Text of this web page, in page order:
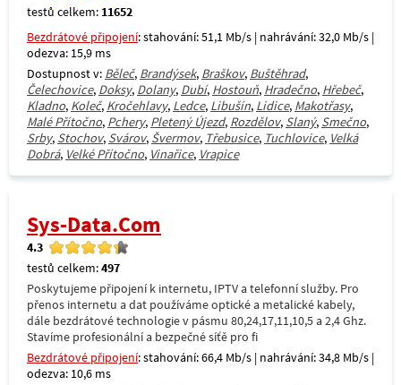
testů celkem: 11652
Bezdrátové připojení: stahování: 51,1 Mb/s | nahrávání: 32,0 Mb/s |
odezva: 15,9 ms
Dostupnost v: Běleč, Brandýsek, Braškov, Buštěhrad,
Čelechovice, Doksy, Dolany, Dubí, Hostouň, Hradečno, Hřebeč,
Kladno, Koleč, Kročehlavy, Ledce, Libušín, Lidice, Makotřasy,
Malé Přítočno, Pchery, Pletený Újezd, Rozdělov, Slaný, Smečno,
Srby, Stochov, Svárov, Švermov, Třebusice, Tuchlovice, Velká
Dobrá, Velké Přítočno, Vinařice, Vrapice
Sys-Data.Com
4.3
testů celkem:497
Poskytujeme připojení k internetu, IPTV a telefonní služby. Pro
přenos internetu a dat používáme optické a metalické kabely,
dále bezdrátové technologie v pásmu 80,24,17,11,10,5 a 2,4 Ghz.
Stavíme profesionální a bezpečné síťě pro fi
Bezdrátové připojení: stahování: 66,4 Mb/s | nahrávání: 34,8 Mb/s |
odezva: 10,6 ms